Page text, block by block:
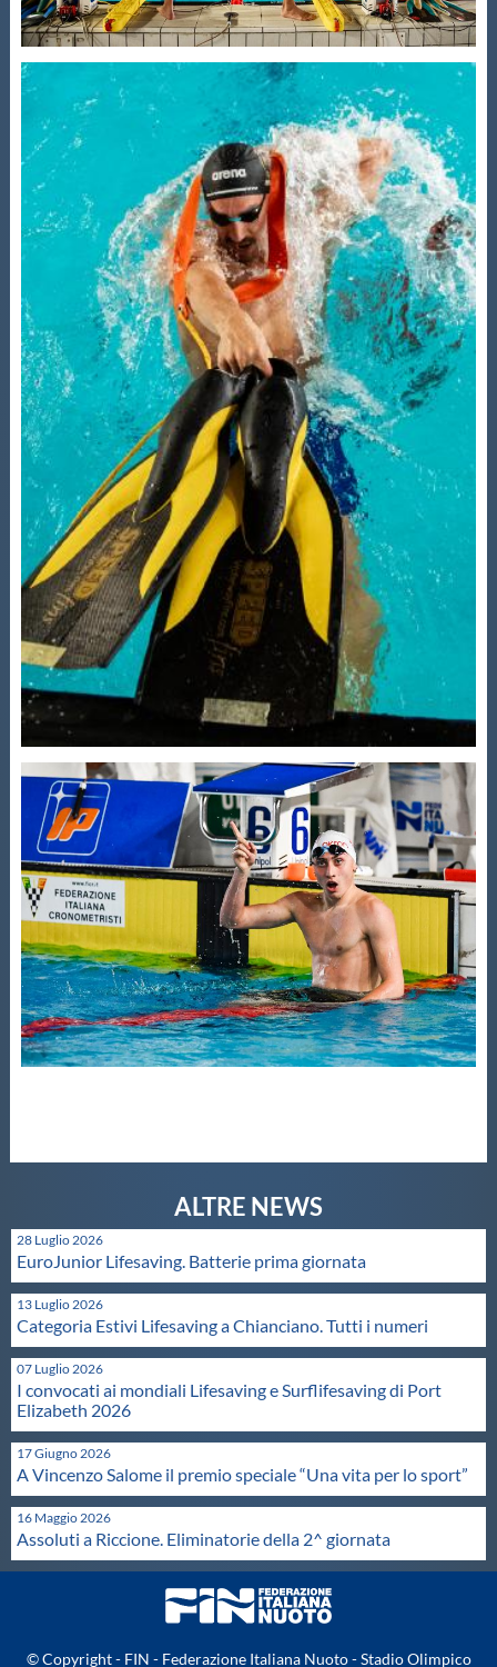
28 Luglio 2026
EuroJunior Lifesaving. Batterie prima giornata
13 Luglio 2026
Categoria Estivi Lifesaving a Chianciano. Tutti i numeri
07 Luglio 2026
I convocati ai mondiali Lifesaving e Surflifesaving di Port
Elizabeth 2026
17 Giugno 2026
A Vincenzo Salome il premio speciale “Una vita per lo sport”
16 Maggio 2026
Assoluti a Riccione. Eliminatorie della 2^ giornata
© Copyright - FIN - Federazione Italiana Nuoto - Stadio Olimpico